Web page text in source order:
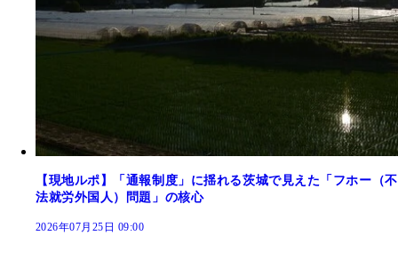
【現地ルポ】「通報制度」に揺れる茨城で見えた「フホー（不
法就労外国人）問題」の核心
2026年07月25日 09:00